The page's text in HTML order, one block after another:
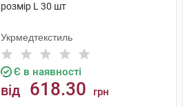
розмір L 30 шт
Укрмедтекстиль
Є в наявності
від 618.30 грн